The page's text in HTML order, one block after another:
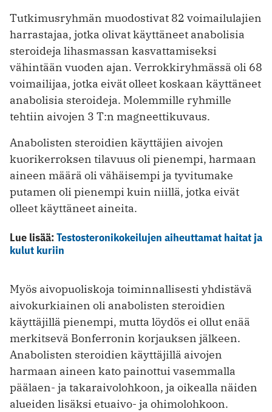
Tutkimusryhmän muodostivat 82 voimailulajien
harrastajaa, jotka olivat käyttäneet anabolisia
steroideja lihasmassan kasvattamiseksi
vähintään vuoden ajan. Verrokkiryhmässä oli 68
voimailijaa, jotka eivät olleet koskaan käyttäneet
anabolisia steroideja. Molemmille ryhmille
tehtiin aivojen 3 T:n magneettikuvaus.
Anabolisten steroidien käyttäjien aivojen
kuorikerroksen tilavuus oli pienempi, harmaan
aineen määrä oli vähäisempi ja tyvitumake
putamen oli pienempi kuin niillä, jotka eivät
olleet käyttäneet aineita.
Lue lisää:Testosteronikokeilujen aiheuttamat haitat ja
kulut kuriin
Myös aivopuoliskoja toiminnallisesti yhdistävä
aivokurkiainen oli anabolisten steroidien
käyttäjillä pienempi, mutta löydös ei ollut enää
merkitsevä Bonferronin korjauksen jälkeen.
Anabolisten steroidien käyttäjillä aivojen
harmaan aineen kato painottui vasemmalla
päälaen- ja takaraivolohkoon, ja oikealla näiden
alueiden lisäksi etuaivo- ja ohimolohkoon.